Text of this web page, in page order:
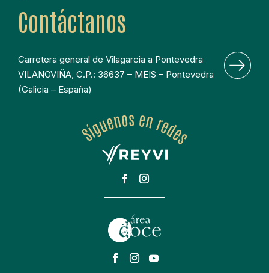
Contáctanos
Carretera general de Vilagarcia a Pontevedra
VILANOVIÑA, C.P.: 36637 – MEIS – Pontevedra
(Galicia – España)